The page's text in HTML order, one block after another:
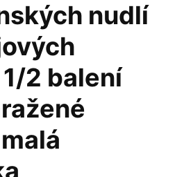
nudlí
2 balení